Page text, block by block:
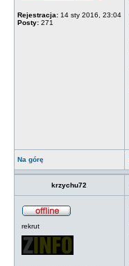
Rejestracja: 14 sty 2016, 23:04
Posty: 271
Na górę
krzychu72
rekrut